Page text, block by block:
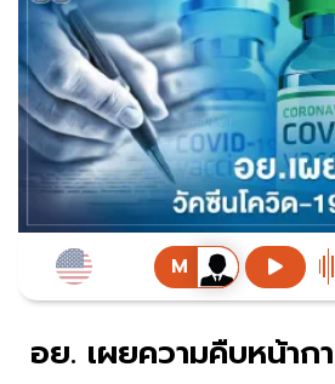
อย. เผยความคืบหน้า